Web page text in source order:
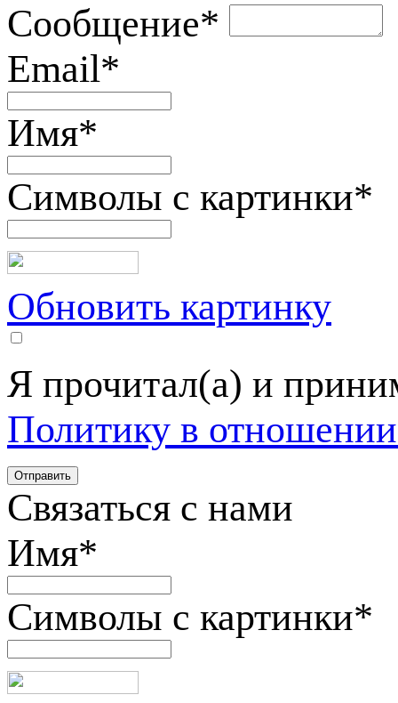
Сообщение*
Email*
Имя*
Символы с картинки*
Обновить картинку
Я прочитал(а) и
Политику в
Связаться с нами
Имя*
Символы с картинки*